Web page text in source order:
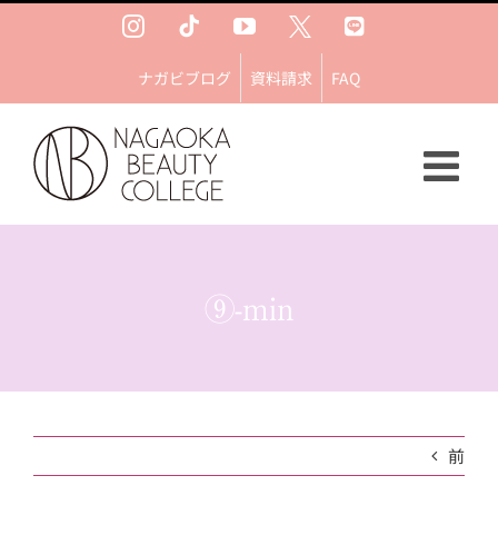
InstagramTiktokYouTube
Ｘ LINE
ナガビブログ 資料請求 FAQ
⑨-min
前